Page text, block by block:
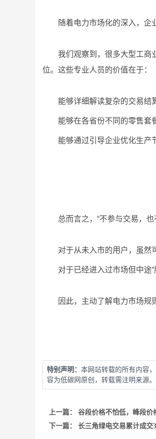
随着电力市场化的深入，企
我们观察到，很多大型工商
位。这些专业人员的价值在于：
能够详细解读复杂的交易结
能够在各省份不同的零售套
能够通过引导企业优化生产
总而言之，“不参与交易，
对于从未入市的用户，虽然
对于已经进入过市场但中途
因此，主动了解电力市场规
特别声明： 本网站转载的所有内容
容为低碳网原创，转载需注明来源。
上一篇： 谷段价格不怕低，峰段
下一篇： 长三角绿电交易累计成交